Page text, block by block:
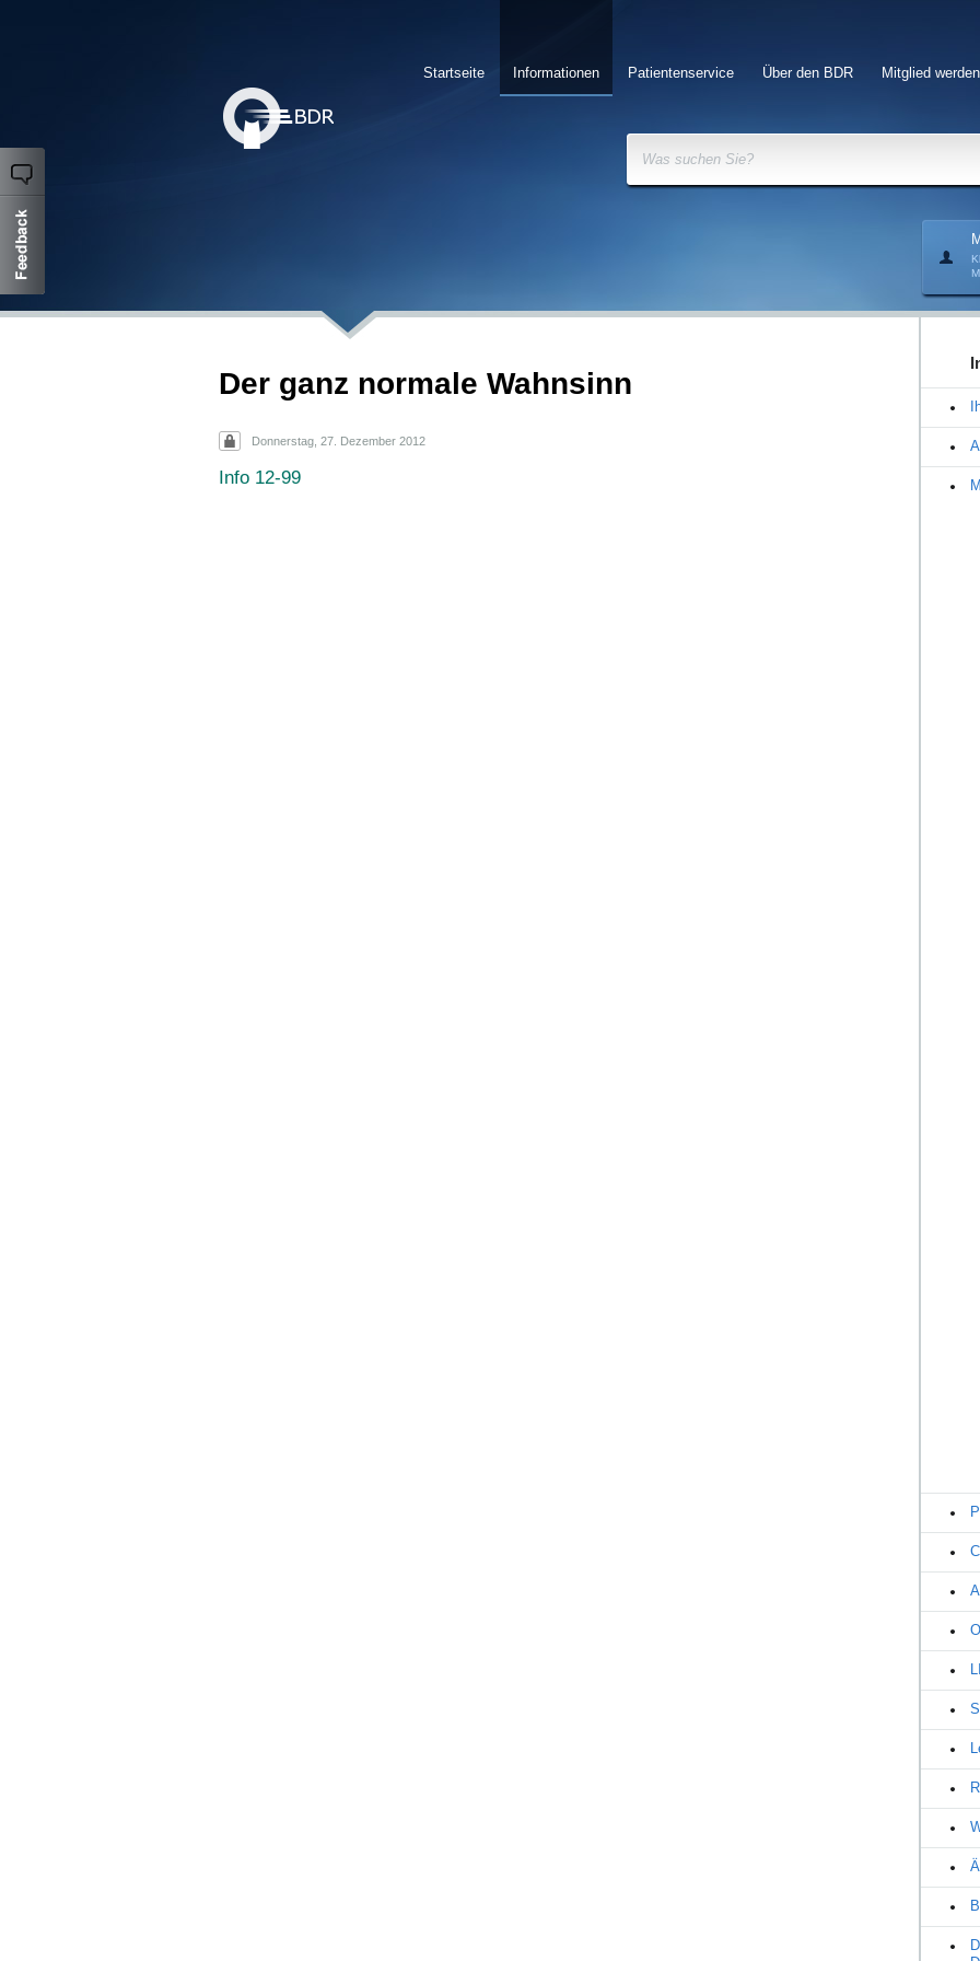
Mitglied werden
Über den BDR
Patientenservice
Informationen
Startseite
Was suchen Sie?
Der ganz normale Wahnsinn
Donnerstag, 27. Dezember 2012
Info 12-99